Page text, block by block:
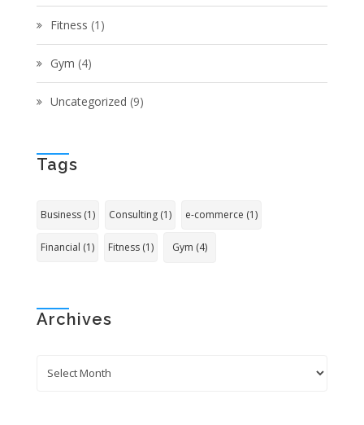
Fitness (1)
Gym (4)
Uncategorized (9)
Tags
Business(1) Consulting(1) e-commerce (1)
Financial (1) Fitness(1) Gym (4)
Archives